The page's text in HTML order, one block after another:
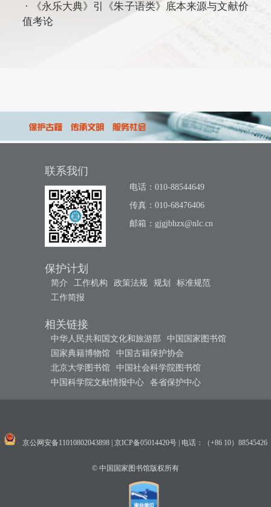
· 《永乐大典》引《朱子语类》底本来源与文献价
值考论
联系我们
电话：010-88544649
传真：010-68476406
邮箱： gjgjbhzx@nlc.cn
保护计划
简介 工作机构 政策法规 规划
标准规范
工作简报
相关链接
中华人民共和国文化和旅游部
中国国家图书馆
国家典籍博物馆
中国古籍保护协会
北京大学图书馆
中国社会科学院图书馆
中国科学院文献情报中心
各省保护中心
京公网安备11010802043898 京ICP备05014420号 电话：（+86 10）88545426
© 中国国家图书馆版权所有